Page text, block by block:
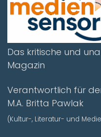
Das kritische und
Magazin
Verantwortlich für
M.A. Britta Pawlak
(Kultur-, Literatur- und